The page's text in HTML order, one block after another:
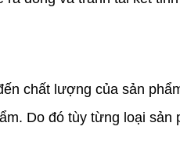
chất lượng của sản
Do đó tùy từng loại